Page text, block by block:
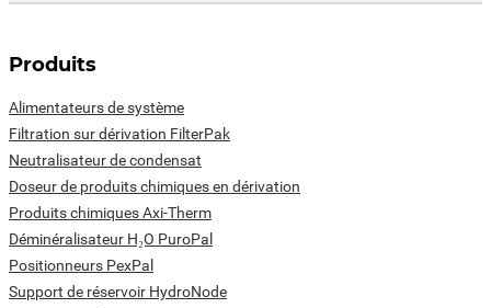
Produits
Alimentateurs de système
Filtration sur dérivation FilterPak
Neutralisateur de condensat
Doseur de produits chimiques en dérivation
Produits chimiques Axi-Therm
Déminéralisateur H₂O PuroPal
Positionneurs PexPal
Support de réservoir HydroNode